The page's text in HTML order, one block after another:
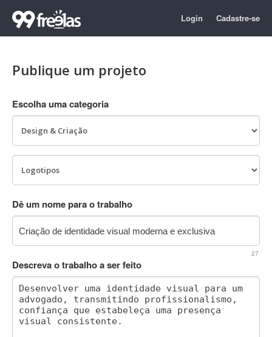
Login Cadastre-se
Publique um projeto
Escolha uma categoria
Dê um nome para o trabalho
27
Descreva o trabalho a ser feito